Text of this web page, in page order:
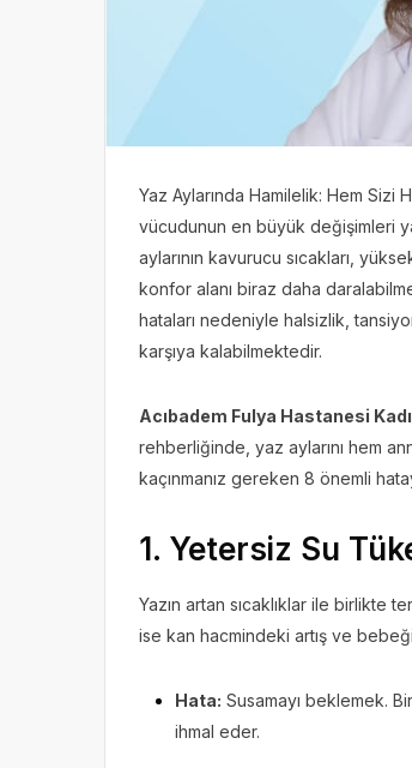
Yaz Aylarında Hamilelik: Hem Sizi
vücudunun en büyük değişimleri
aylarının kavurucu sıcakları,
konfor alanı biraz daha
hataları nedeniyle halsizlik,
karşıya kalabilmektedir.
Acıbadem Fulya Hastanesi
rehberliğinde, yaz aylarını hem
kaçınmanız gereken 8 önemli
1. Yetersiz Su
Yazın artan sıcaklıklar ile birlikte
ise kan hacmindeki artış ve
Hata: Susamayı beklemek.
ihmal eder.